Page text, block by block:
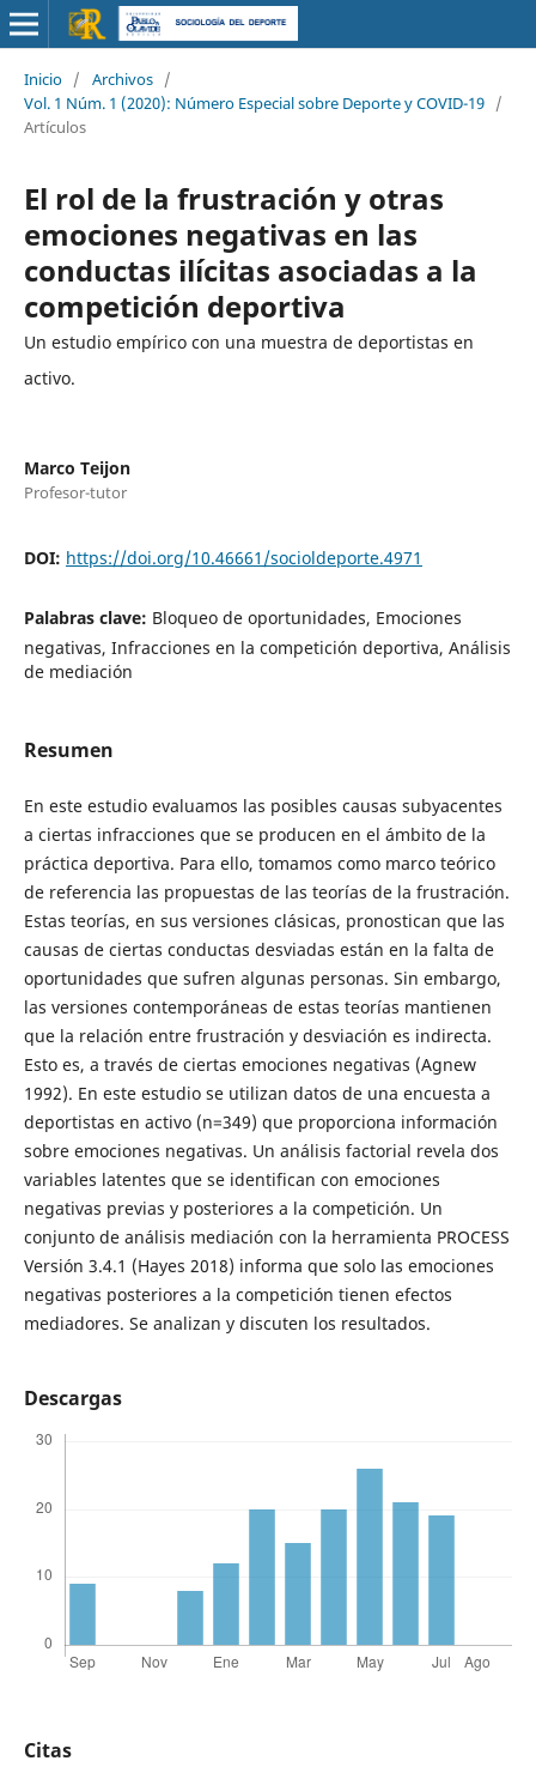
Inicio / Archivos /
Vol. 1 Núm. 1 (2020): Número Especial sobre Deporte y COVID-19 /
Artículos
El rol de la frustración y otras
emociones negativas en las
conductas ilícitas asociadas a la
competición deportiva
Un estudio empírico con una muestra de deportistas en
activo.
Marco Teijon
Profesor-tutor
DOI: https://doi.org/10.46661/socioldeporte.4971
Palabras clave: Bloqueo de oportunidades, Emociones
negativas, Infracciones en la competición deportiva, Análisis
de mediación
Resumen
En este estudio evaluamos las posibles causas subyacentes
a ciertas infracciones que se producen en el ámbito de la
práctica deportiva. Para ello, tomamos como marco teórico
de referencia las propuestas de las teorías de la frustración.
Estas teorías, en sus versiones clásicas, pronostican que las
causas de ciertas conductas desviadas están en la falta de
oportunidades que sufren algunas personas. Sin embargo,
las versiones contemporáneas de estas teorías mantienen
que la relación entre frustración y desviación es indirecta.
Esto es, a través de ciertas emociones negativas (Agnew
1992). En este estudio se utilizan datos de una encuesta a
deportistas en activo (n=349) que proporciona información
sobre emociones negativas. Un análisis factorial revela dos
variables latentes que se identifican con emociones
negativas previas y posteriores a la competición. Un
conjunto de análisis mediación con la herramienta PROCESS
Versión 3.4.1 (Hayes 2018) informa que solo las emociones
negativas posteriores a la competición tienen efectos
mediadores. Se analizan y discuten los resultados.
Descargas
Citas